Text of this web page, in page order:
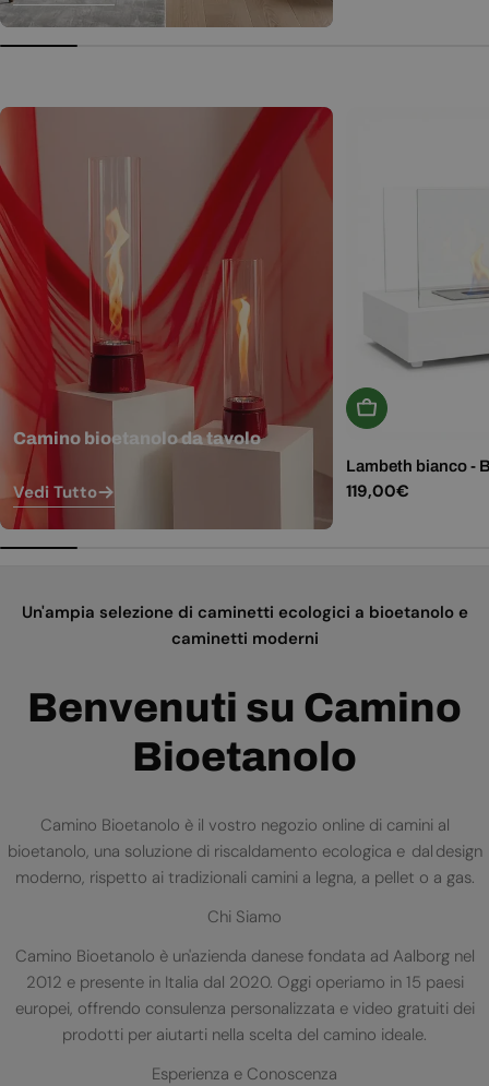
Camino bioetanolo da tavolo
Vedi Tutto
Aggiungi Al
Lambeth bianco -
Prezzo
119,00€
Un'ampia selezione di caminetti ecologici a bioetanolo e
caminetti moderni
Benvenuti su Camino
Bioetanolo
Camino Bioetanolo è il vostro negozio online di camini al
bioetanolo, una soluzione di riscaldamento ecologica e dal design
moderno, rispetto ai tradizionali camini a legna, a pellet o a gas.
Chi Siamo
Camino Bioetanolo è un'azienda danese fondata ad Aalborg nel
2012 e presente in Italia dal 2020. Oggi operiamo in 15 paesi
europei, offrendo consulenza personalizzata e video gratuiti dei
prodotti per aiutarti nella scelta del camino ideale.
Esperienza e Conoscenza